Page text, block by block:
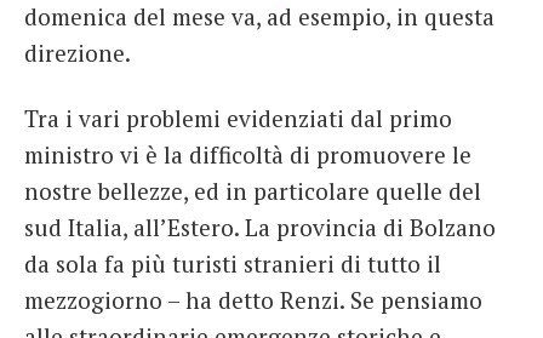
domenica del mese va, ad esempio, in questa
direzione.
Tra i vari problemi evidenziati dal primo
ministro vi è la difficoltà di promuovere le
nostre bellezze, ed in particolare quelle del
sud Italia, all’Estero. La provincia di Bolzano
da sola fa più turisti stranieri di tutto il
mezzogiorno – ha detto Renzi. Se pensiamo